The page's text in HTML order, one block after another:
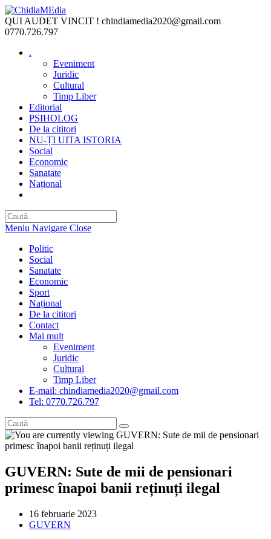
Skip
to
content
QUI AUDET VINCIT ! chindiamedia2020@gmail.com
0770.726.797
.
Eveniment
Juridic
Cultural
Timp Liber
Editorial
PSIHOLOG
De la cititori
NU-ȚI UITA ISTORIA
Social
Economic
Sanatate
Național
Meniu Navigare Close
Politic
Social
Sanatate
Economic
Sport
Național
De la cititori
Contact
Mai mult
Eveniment
Juridic
Cultural
Timp Liber
E-mail: chindiamedia2020@gmail.com
Tel: 0770.726.797
GUVERN: Sute de mii de pensionari
primesc înapoi banii reținuți ilegal
Post
published:
16 februarie 2023
Post
GUVERN